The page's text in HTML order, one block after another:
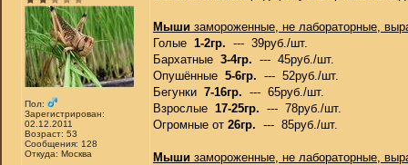
Пол:
Зарегистрирован:
02.12.2011
Возраст: 53
Сообщения: 128
Откуда: Москва
Мыши замороженные, не лабораторные,
Голые 1-2гр. --- 39руб./шт.
Бархатные 3-4гр. --- 45руб./шт.
Опушённые 5-6гр. --- 52руб./шт.
Бегунки 7-16гр. --- 65руб./шт.
Взрослые 17-25гр. --- 78руб./шт.
Огромные от 26гр. --- 85руб./шт.
Мыши замороженные, не лабораторные,